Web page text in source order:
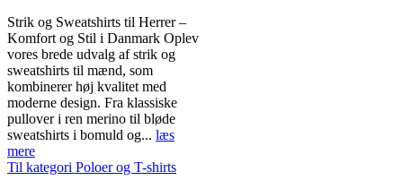
Strik og Sweatshirts til Herrer –
Komfort og Stil i Danmark Oplev
vores brede udvalg af strik og
sweatshirts til mænd, som
kombinerer høj kvalitet med
moderne design. Fra klassiske
pullover i ren merino til bløde
sweatshirts i bomuld og... læs
mere
Til kategori Poloer og T-shirts